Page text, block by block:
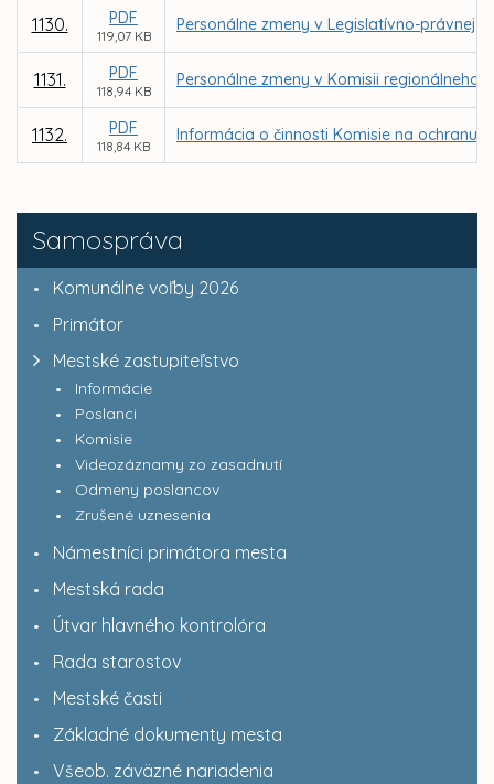
Samospráva
Komunálne voľby 2026
Primátor
Mestské zastupiteľstvo
Informácie
Poslanci
Komisie
Videozáznamy zo zasadnutí
Odmeny poslancov
Zrušené uznesenia
Námestníci primátora mesta
Mestská rada
Útvar hlavného kontrolóra
Rada starostov
Mestské časti
Základné dokumenty mesta
Všeob. záväzné nariadenia
1130. PDF
119,07 KB
Personálne zmeny v Legislatívno-právnej
1131. PDF
118,94 KB
Personálne zmeny v Komisii regionálneho
1132. PDF
118,84 KB
Informácia o činnosti Komisie na ochranu